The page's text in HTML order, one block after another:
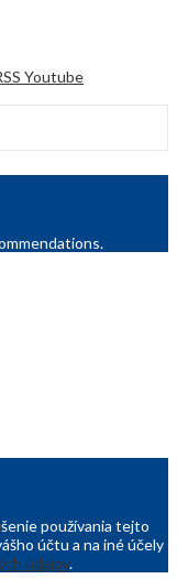
Youtube
používania tejto
účtu a na iné účely
údajov.